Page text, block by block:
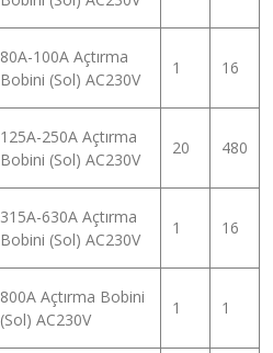
80A-100A Açtırma
Bobini (Sol) AC230V
1 16
125A-250A Açtırma
Bobini (Sol) AC230V
20 480
315A-630A Açtırma
Bobini (Sol) AC230V
1 16
800A Açtırma Bobini
(Sol) AC230V
1 1